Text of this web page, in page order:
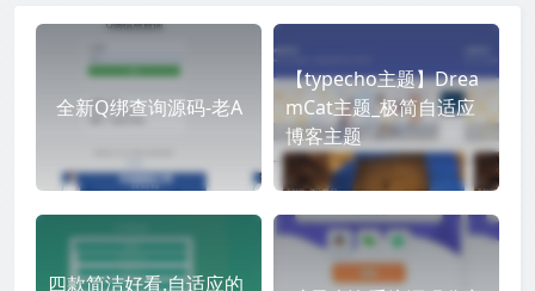
全新Q绑查询源码-老A
【typecho主题】Drea
mCat主题_极简自适应
博客主题
四款简洁好看.自适应的